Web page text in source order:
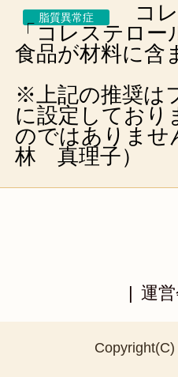
脂質異常症
コレ
「コレステロ
食品が材料に含
※上記の推奨は
に設定しており
のではありま
林 真理子）
運